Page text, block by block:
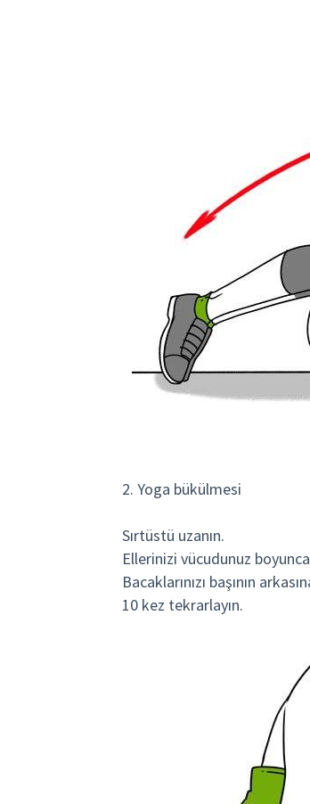
2. Yoga bükülmesi
Sırtüstü uzanın.
Ellerinizi vücudunuz
Bacaklarınızı başının
10 kez tekrarlayın.